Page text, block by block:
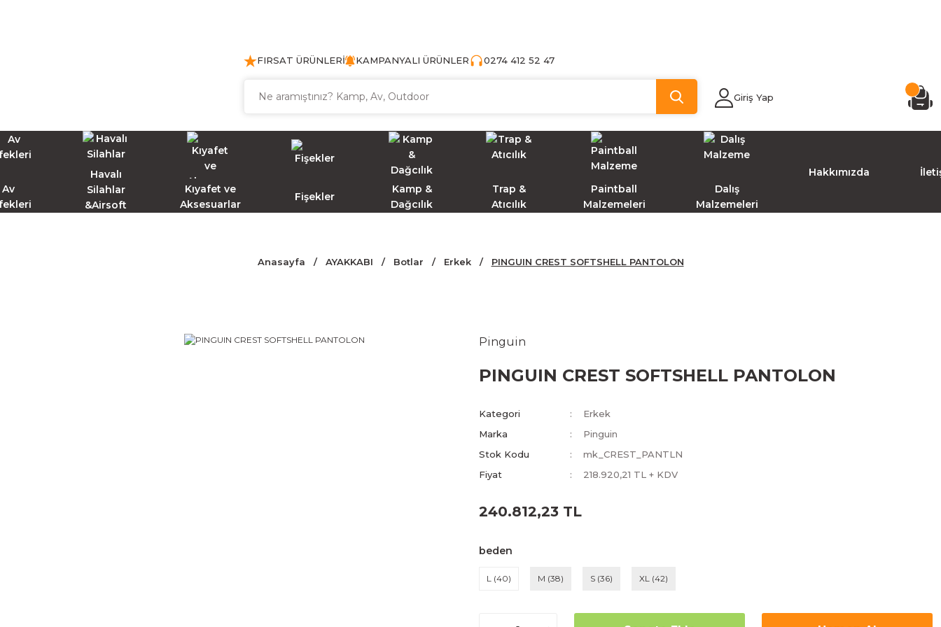
FIRSAT ÜRÜNLERİ KAMPANYALI ÜRÜNLER 0274 412 52 47
Giriş Yap
Av
Havalı
Silahlar
&Airsoft
Kıyafet ve
Aksesuarlar
Fişekler
Kamp &
Dağcılık
Trap &
Atıcılık
Paintball
Malzemeleri
Dalış
Malzemeleri
Hakkımızda
Anasayfa AYAKKABI Botlar Erkek PINGUIN CREST SOFTSHELL PANTOLON
Pinguin
PINGUIN CREST SOFTSHELL PANTOLON
Kategori
Erkek
Marka
Pinguin
Stok Kodu
mk_CREST_PANTLN
Fiyat
218.920,21 TL + KDV
240.812,23 TL
beden
L (40) M (38) S (36) XL (42)